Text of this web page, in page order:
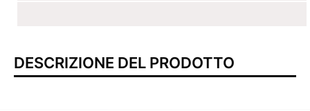
DESCRIZIONE DEL PRODOTTO